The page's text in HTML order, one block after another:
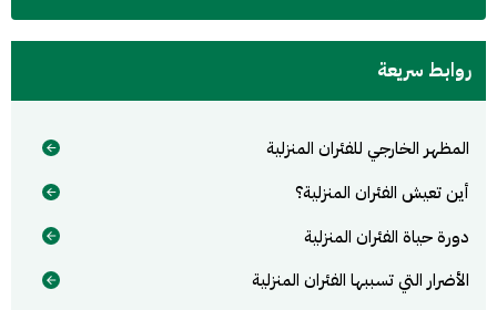
روابط سريعة
المظهر الخارجي للفئران المنزلية
أين تعيش الفئران المنزلية؟
دورة حياة الفئران المنزلية
الأضرار التي تسببها الفئران المنزلية